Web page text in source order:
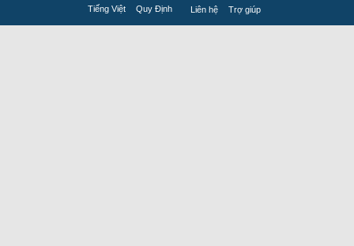
Tiếng Việt
Quy Định Liên hệ Trợ giúp